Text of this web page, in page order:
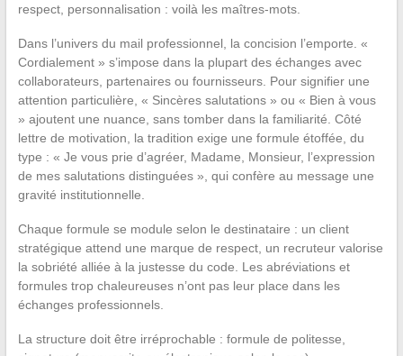
respect, personnalisation : voilà les maîtres-mots.
Dans l’univers du mail professionnel, la concision l’emporte. «
Cordialement » s’impose dans la plupart des échanges avec
collaborateurs, partenaires ou fournisseurs. Pour signifier une
attention particulière, « Sincères salutations » ou « Bien à vous
» ajoutent une nuance, sans tomber dans la familiarité. Côté
lettre de motivation, la tradition exige une formule étoffée, du
type : « Je vous prie d’agréer, Madame, Monsieur, l’expression
de mes salutations distinguées », qui confère au message une
gravité institutionnelle.
Chaque formule se module selon le destinataire : un client
stratégique attend une marque de respect, un recruteur valorise
la sobriété alliée à la justesse du code. Les abréviations et
formules trop chaleureuses n’ont pas leur place dans les
échanges professionnels.
La structure doit être irréprochable : formule de politesse,